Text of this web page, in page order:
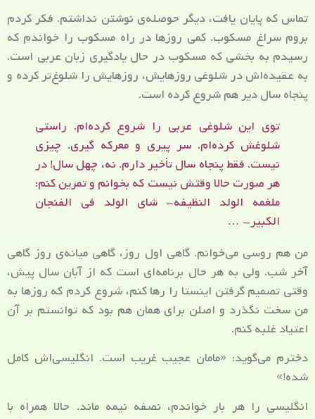
تماس که پایان یافت، دیگر حوصله‌ی نوشتن نداشتم. فکر کردم
بروم سراغ مسکوب. کمی روزها در راه مسکوب را خواندم که
رسیدم به بخشی که مسکوب در حال یادگیری زبان عربی است.
به عقیده‌اش در شلوغی روزهایش، روزهایش را شلوغ‌تر کرده و
پنجاه سال دیر هم شروع کرده است.
توی این شلوغی عربی را شروع کرده‌ام. راستی
شلوغش کرده‌ام. سر پیری و معرکه گیری. چیزی
نیست. فقط پنجاه سال تأخیر دارم. نه، چهل سال! در
هر صورت حالا وقتش نیست که بخوانم و تمرین کنم:
ملغمه الولد النظیفه- شای الولد فی الفنجان
الکبیر- …
من هم روسی می‌خوانم. گاهی اول روز، گاهی میانه‌ی روز گاهی
آخر شب. ولی به هر حال برنامه‌ای است که از آبان سال پیش،
وقتی تصمیم گرفتن اینستا را رها کنم، شروع کردم که روزها به
من سخت نگذرد و اصلن برای همان هم بود که توانستم بر آن
اعتیاد غلبه کنم.
دخترم می‌گوید: «مامان عجیب غریب است. انگلیسی‌اش کامل
شده!»
انگلیسی را هر بار خواندم، نصفه نیمه ماند. حالا همراه با